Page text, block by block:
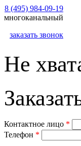
8 (495) 984-09-19
многоканальный
заказать звонок
Не
Контактное лицо *
Телефон *